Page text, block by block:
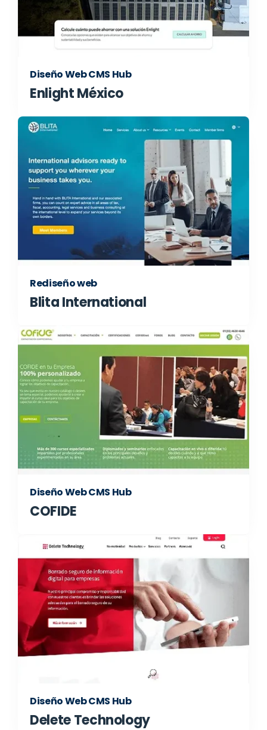
Diseño Web CMS Hub
Enlight México
Rediseño web
Blita International
Diseño Web CMS Hub
COFIDE
Diseño Web CMS Hub
Delete Technology